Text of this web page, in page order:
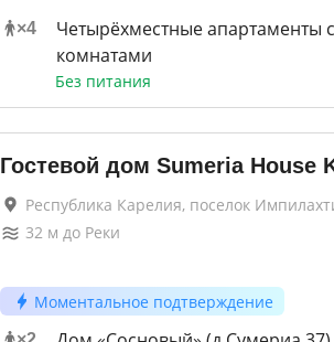
×4
Четырёхместные апартаменты
комнатами
Без питания
Гостевой дом Sumeria House
Республика Карелия, поселок
32м до Реки
Моментальное подтверждение